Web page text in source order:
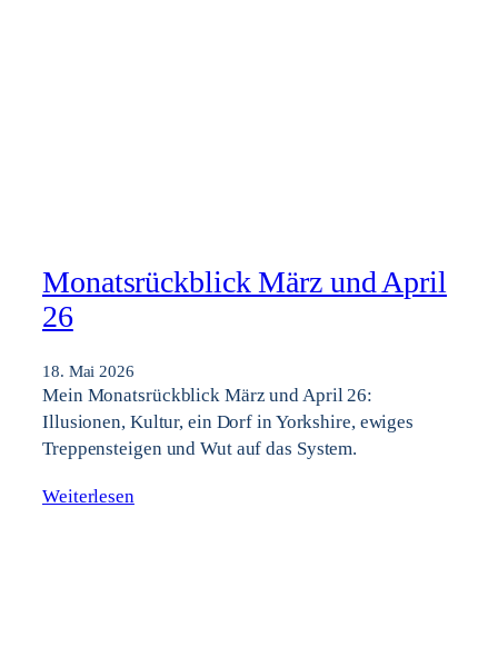
Monatsrückblick März und April
26
18. Mai 2026
Mein Monatsrückblick März und April 26:
Illusionen, Kultur, ein Dorf in Yorkshire, ewiges
Treppensteigen und Wut auf das System.
Weiterlesen